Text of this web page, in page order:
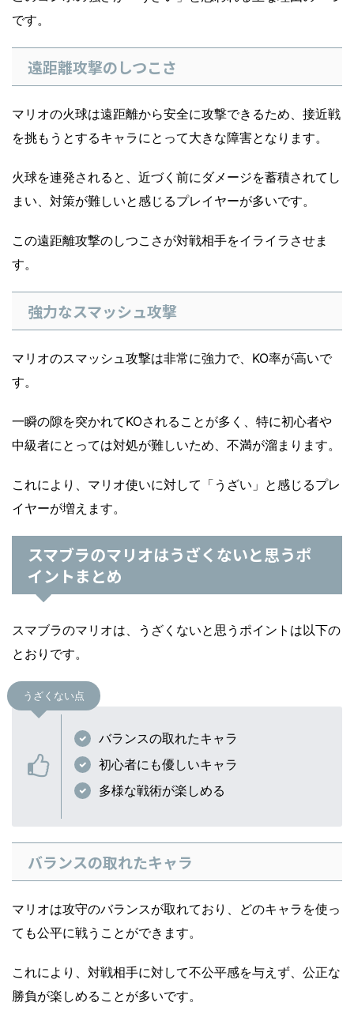
です。
遠距離攻撃のしつこさ
マリオの火球は遠距離から安全に攻撃できるため、接近戦
を挑もうとするキャラにとって大きな障害となります。
火球を連発されると、近づく前にダメージを蓄積されてし
まい、対策が難しいと感じるプレイヤーが多いです。
この遠距離攻撃のしつこさが対戦相手をイライラさせま
す。
強力なスマッシュ攻撃
マリオのスマッシュ攻撃は非常に強力で、KO率が高いで
す。
一瞬の隙を突かれてKOされることが多く、特に初心者や
中級者にとっては対処が難しいため、不満が溜まります。
これにより、マリオ使いに対して「うざい」と感じるプレ
イヤーが増えます。
スマブラのマリオはうざくないと思うポ
イントまとめ
スマブラのマリオは、うざくないと思うポイントは以下の
とおりです。
うざくない点
バランスの取れたキャラ
初心者にも優しいキャラ
多様な戦術が楽しめる
バランスの取れたキャラ
マリオは攻守のバランスが取れており、どのキャラを使っ
ても公平に戦うことができます。
これにより、対戦相手に対して不公平感を与えず、公正な
勝負が楽しめることが多いです。